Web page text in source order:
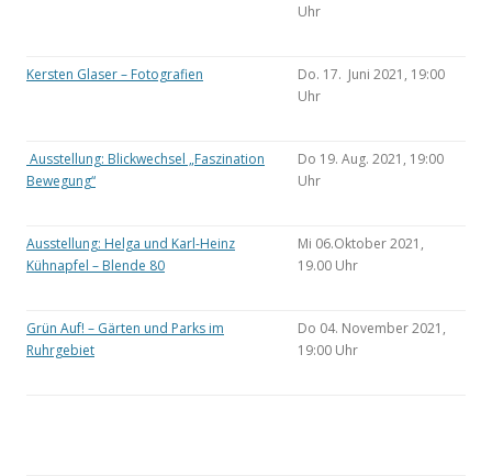
Uhr
Kersten Glaser – Fotografien
Do. 17. Juni 2021, 19:00
Uhr
Ausstellung: Blickwechsel „Faszination
Bewegung“
Do 19. Aug. 2021, 19:00
Uhr
Ausstellung: Helga und Karl-Heinz
Kühnapfel – Blende 80
Mi 06.Oktober 2021,
19.00 Uhr
Grün Auf! – Gärten und Parks im
Ruhrgebiet
Do 04. November 2021,
19:00 Uhr